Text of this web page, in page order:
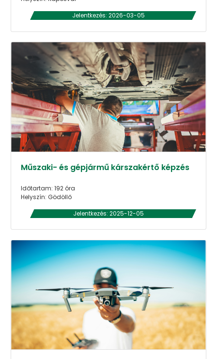
Jelentkezés: 2026-03-05
Műszaki- és gépjármű kárszakértő képzés
Időtartam: 192 óra
Helyszín: Gödöllő
Jelentkezés: 2025-12-05